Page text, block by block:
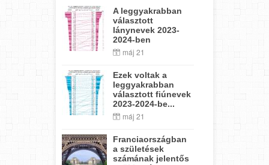
A leggyakrabban
választott
lánynevek 2023-
2024-ben
máj 21
Ezek voltak a
leggyakrabban
választott fiúnevek
2023-2024-be...
máj 21
Franciaországban
a születések
számának jelentős